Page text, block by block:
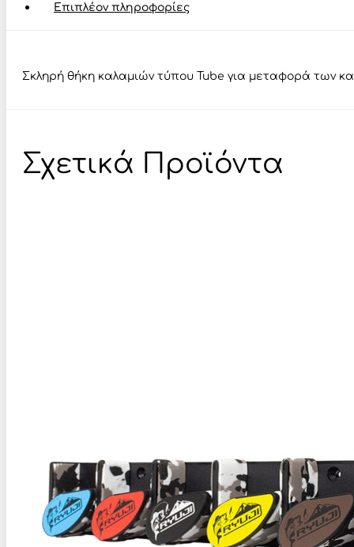
Επιπλέον πληροφορίες
Σκληρή θήκη καλαμιών τύπου Tube για μεταφορά των
Σχετικά Προϊόντα